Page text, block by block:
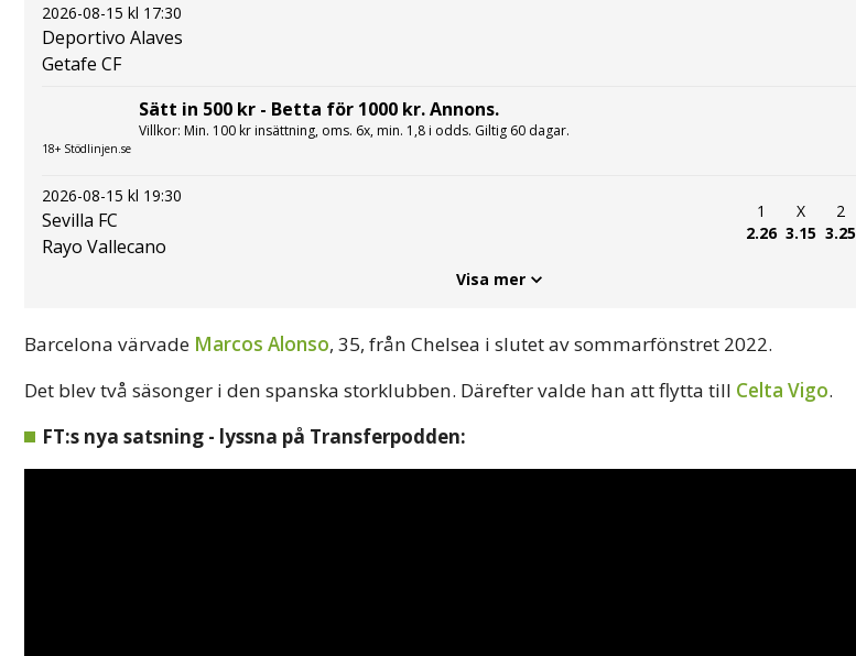
2026-08-15 kl 17:30
Deportivo Alaves
Getafe CF
18+ Stödlinjen.se
Sätt in 500 kr - Betta för 1000 kr. Annons.
Villkor: Min. 100 kr insättning, oms. 6x, min. 1,8 i odds. Giltig 60 dagar.
2026-08-15 kl 19:30
Sevilla FC
Rayo Vallecano
1
2.26
X
3.15
2
3.25
Visa mer
Barcelona värvade Marcos Alonso, 35, från Chelsea i slutet av sommarfönstret 2022.
Det blev två säsonger i den spanska storklubben. Därefter valde han att flytta till Celta Vigo.
FT:s nya satsning - lyssna på Transferpodden: